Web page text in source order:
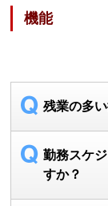
機能
残業の多
勤務スケ
すか？